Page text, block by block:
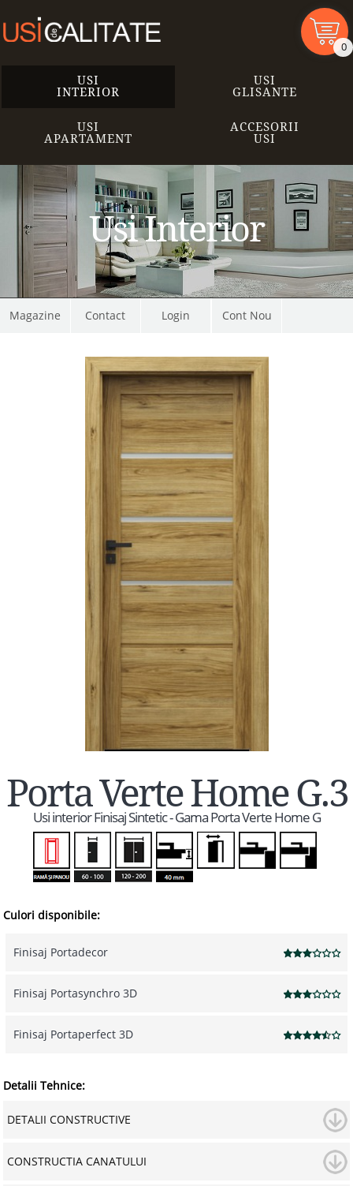
0
USI
INTERIOR
USI
GLISANTE
USI
APARTAMENT
ACCESORII
USI
Usi Interior
Magazine Contact Cont Nou
Porta Verte Home G.3
Usi interior Finisaj Sintetic - Gama Porta Verte Home G
Culori disponibile:
Finisaj Portadecor
Finisaj Portasynchro 3D
Finisaj Portaperfect 3D
Detalii Tehnice:
DETALII CONSTRUCTIVE
CONSTRUCTIA CANATULUI